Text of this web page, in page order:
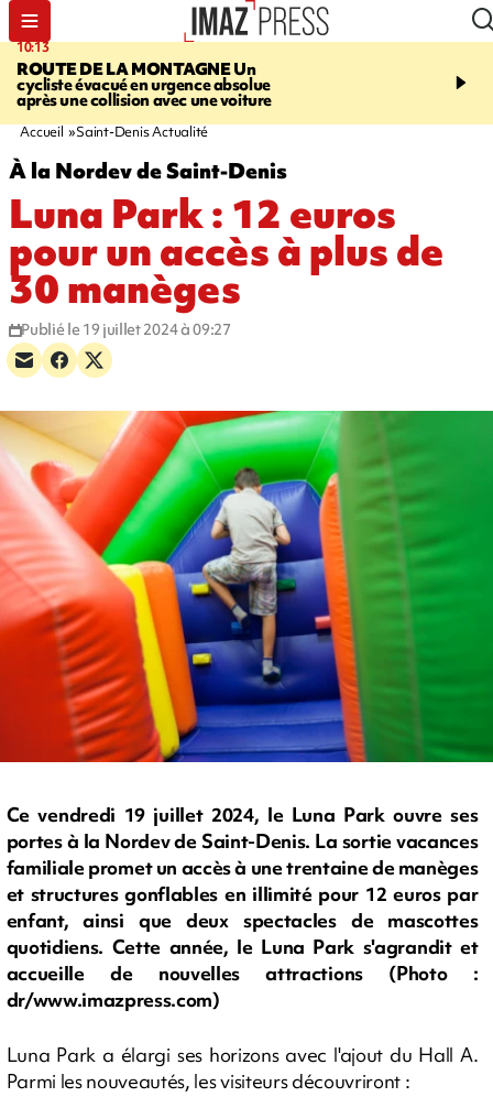
10:13
ROUTE DE LA MONTAGNEUn
cycliste évacué en urgence absolue
après une collision avec une voiture
12:23
peuvent éclater et
Accueil Saint-Denis Actualité
À la Nordev de Saint-Denis
Luna Park : 12 euros
pour un accès à plus de
30 manèges
Publié le 19 juillet 2024 à 09:27
Ce vendredi 19 juillet 2024, le Luna Park ouvre ses
portes à la Nordev de Saint-Denis. La sortie vacances
familiale promet un accès à une trentaine de manèges
et structures gonflables en illimité pour 12 euros par
enfant, ainsi que deux spectacles de mascottes
quotidiens. Cette année, le Luna Park s'agrandit et
accueille de nouvelles attractions (Photo :
dr/www.imazpress.com)
Luna Park a élargi ses horizons avec l'ajout du Hall A.
Parmi les nouveautés, les visiteurs découvriront :